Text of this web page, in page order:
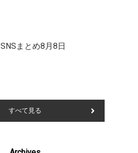
SNSまとめ8月8日
すべて見る